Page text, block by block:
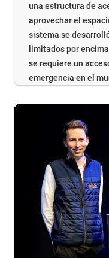
una estructura de
aprovechar el
sistema se
limitados por
se requiere un
emergencia en el